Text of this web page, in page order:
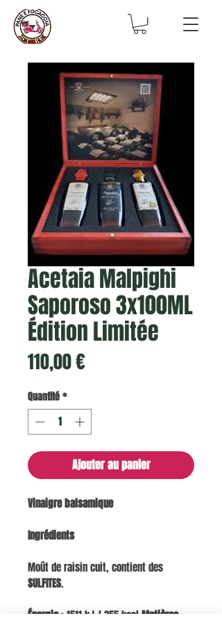
Acetaia Malpighi
Saporoso 3x100ML
Édition Limitée
110,00 €Prix
Quantité*
Ajouter au panier
Vinaigre balsamique
Ingrédients
Moût de raisin cuit, contient des
SULFITES.
Énergie: 1511 kJ / 355 kcalMatières